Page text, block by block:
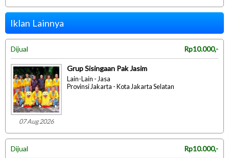
Iklan Lainnya
Dijual Rp10.000,-
07 Aug 2026
Grup Sisingaan Pak Jasim
Lain-Lain - Jasa
Provinsi Jakarta - Kota Jakarta Selatan
Dijual Rp10.000,-